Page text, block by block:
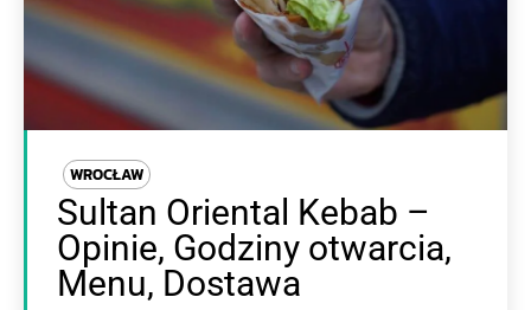
WROCŁAW
Sultan Oriental Kebab –
Opinie, Godziny otwarcia,
Menu, Dostawa